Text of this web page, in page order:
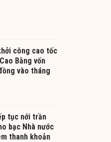
công cao tốc
Bằng vốn
vào tháng
tục nới trần
bạc Nhà nước
thanh khoản